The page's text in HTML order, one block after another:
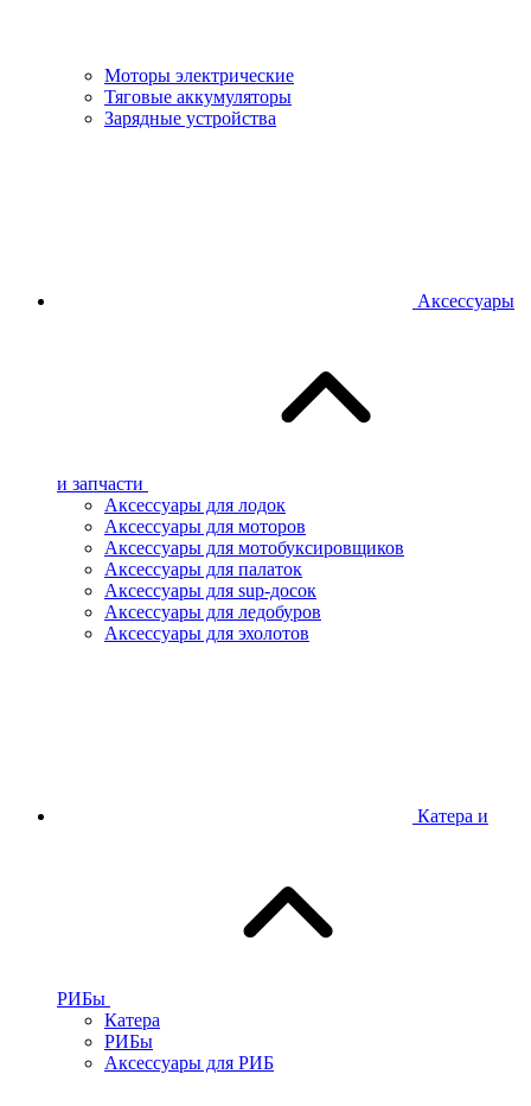
Моторы электрические
Тяговые аккумуляторы
Зарядные устройства
Аксессуары
и запчасти
Аксессуары для лодок
Аксессуары для моторов
Аксессуары для мотобуксировщиков
Аксессуары для палаток
Аксессуары для sup-досок
Аксессуары для ледобуров
Аксессуары для эхолотов
Катера и
РИБы
Катера
РИБы
Аксессуары для РИБ